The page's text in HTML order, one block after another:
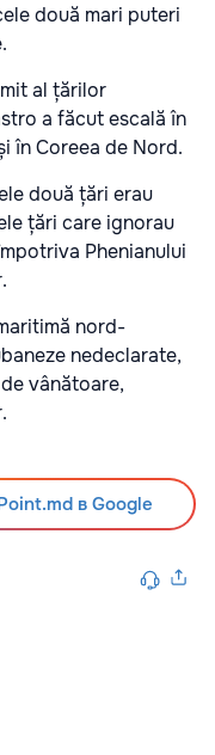
două mari puteri
al țărilor
a făcut escală în
în Coreea de Nord.
două țări erau
țări care ignorau
Phenianului
nord-
nedeclarate,
vânătoare,
в Google